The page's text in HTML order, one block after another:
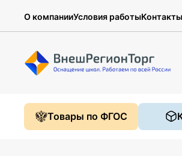
О компанииУсловия работыКонтакты
Товары по ФГОС